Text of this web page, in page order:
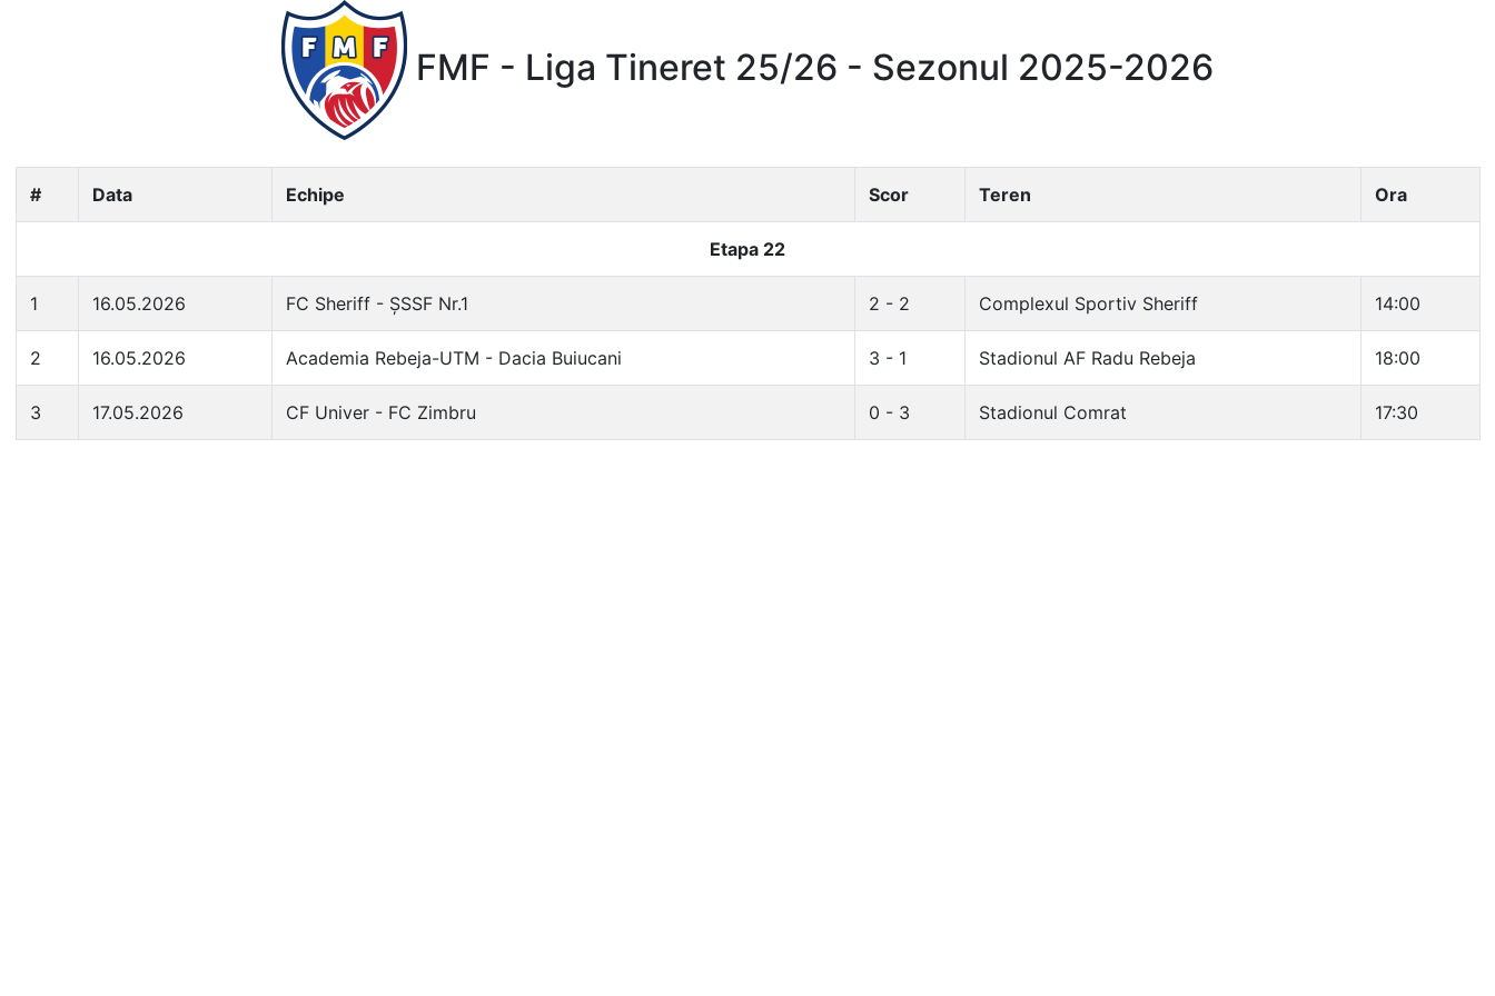
FMF - Liga Tineret 25/26 - Sezonul 2025-2026
# Data Echipe Scor Teren Ora
Etapa 22
1 16.05.2026 FC Sheriff - ȘSSF Nr.1 2 - 2 Complexul Sportiv Sheriff 14:00
2 16.05.2026 Academia Rebeja-UTM - Dacia Buiucani 3 - 1 Stadionul AF Radu Rebeja 18:00
3 17.05.2026 CF Univer - FC Zimbru 0 - 3 Stadionul Comrat 17:30